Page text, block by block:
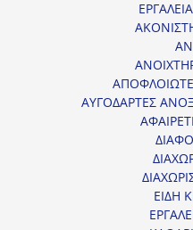
ΑΥΓΟΔΑΡΤΕΣ
ΕΙΔΗ